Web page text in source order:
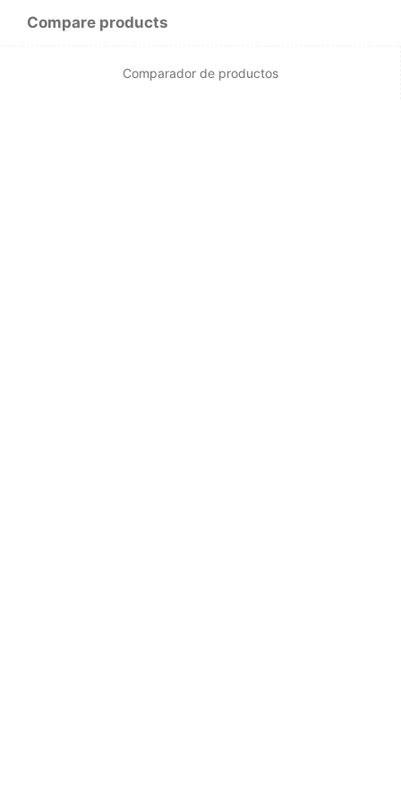
Compare products
Comparador de productos